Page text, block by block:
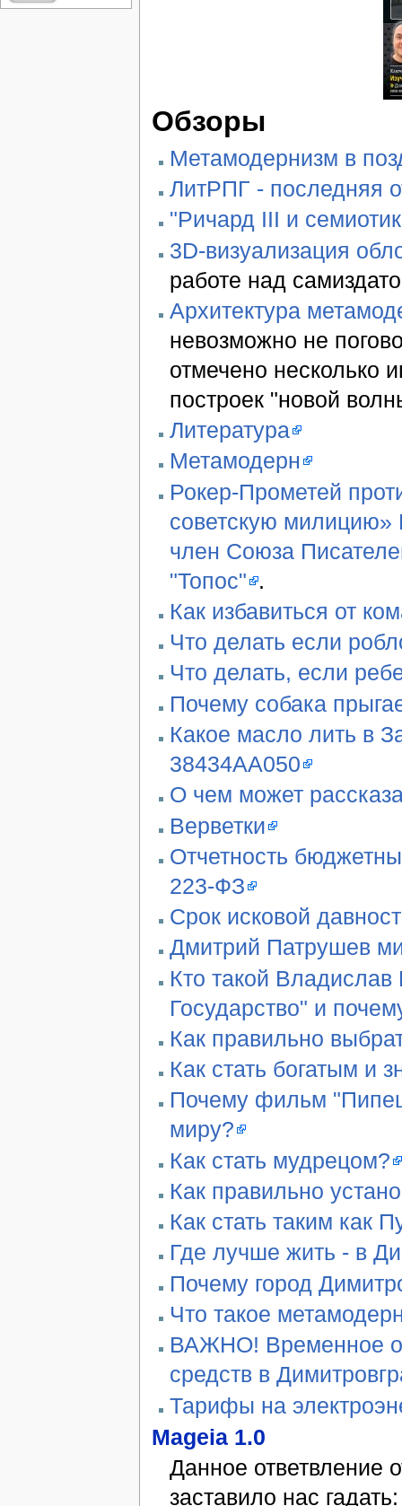
Обзоры
Метамодернизм в
ЛитРПГ - последняя
"Ричард III и
3D-визуализация
работе над
Архитектура
невозможно не
отмечено несколько
построек "новой
Литература
Метамодерн
Рокер-Прометей
советскую
член Союза
"Топос" .
Как избавиться от
Что делать если
Что делать, если
Почему собака
Какое масло лить в
38434AA050
О чем может
Верветки
Отчетность
223-ФЗ
Срок исковой
Дмитрий Патрушев
Кто такой
Государство" и
Как правильно
Как стать богатым и
Почему фильм
миру?
Как стать мудрецом?
Как правильно
Как стать таким как
Где лучше жить - в
Почему город
Что такое
ВАЖНО! Временное
средств в
Тарифы на
Mageia 1.0
Данное ответвление
заставило нас